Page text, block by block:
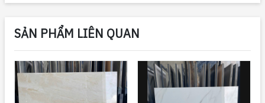
SẢN PHẨM LIÊN QUAN